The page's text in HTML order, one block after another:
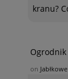
kranu?
on